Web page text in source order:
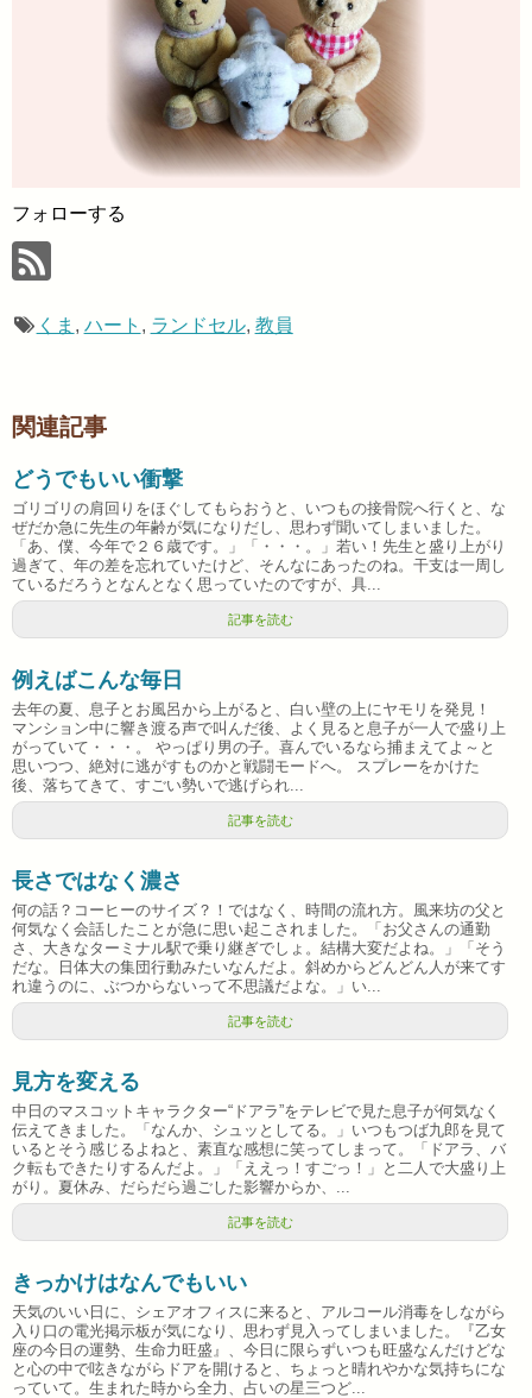
フォローする
くま , ハート , ランドセル, 教員
関連記事
どうでもいい衝撃
ゴリゴリの肩回りをほぐしてもらおうと、いつもの接骨院へ行くと、な
ぜだか急に先生の年齢が気になりだし、思わず聞いてしまいました。
「あ、僕、今年で２６歳です。」「・・・。」若い！先生と盛り上がり
過ぎて、年の差を忘れていたけど、そんなにあったのね。干支は一周し
ているだろうとなんとなく思っていたのですが、具...
記事を読む
例えばこんな毎日
去年の夏、息子とお風呂から上がると、白い壁の上にヤモリを発見！
マンション中に響き渡る声で叫んだ後、よく見ると息子が一人で盛り上
がっていて・・・。 やっぱり男の子。喜んでいるなら捕まえてよ～と
思いつつ、絶対に逃がすものかと戦闘モードへ。 スプレーをかけた
後、落ちてきて、すごい勢いで逃げられ...
記事を読む
長さではなく濃さ
何の話？コーヒーのサイズ？！ではなく、時間の流れ方。風来坊の父と
何気なく会話したことが急に思い起こされました。「お父さんの通勤
さ、大きなターミナル駅で乗り継ぎでしょ。結構大変だよね。」「そう
だな。日体大の集団行動みたいなんだよ。斜めからどんどん人が来てす
れ違うのに、ぶつからないって不思議だよな。」い...
記事を読む
見方を変える
中日のマスコットキャラクター“ドアラ”をテレビで見た息子が何気なく
伝えてきました。「なんか、シュッとしてる。」いつもつば九郎を見て
いるとそう感じるよねと、素直な感想に笑ってしまって。「ドアラ、バ
ク転もできたりするんだよ。」「ええっ！すごっ！」と二人で大盛り上
がり。夏休み、だらだら過ごした影響からか、...
記事を読む
きっかけはなんでもいい
天気のいい日に、シェアオフィスに来ると、アルコール消毒をしながら
入り口の電光掲示板が気になり、思わず見入ってしまいました。『乙女
座の今日の運勢、生命力旺盛』、今日に限らずいつも旺盛なんだけどな
と心の中で呟きながらドアを開けると、ちょっと晴れやかな気持ちにな
っていて。生まれた時から全力、占いの星三つど...